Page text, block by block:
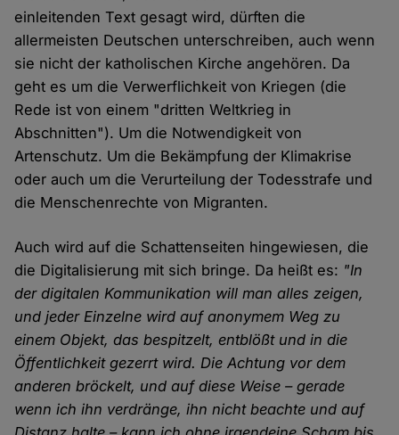
einleitenden Text gesagt wird, dürften die
allermeisten Deutschen unterschreiben, auch wenn
sie nicht der katholischen Kirche angehören. Da
geht es um die Verwerflichkeit von Kriegen (die
Rede ist von einem "dritten Weltkrieg in
Abschnitten"). Um die Notwendigkeit von
Artenschutz. Um die Bekämpfung der Klimakrise
oder auch um die Verurteilung der Todesstrafe und
die Menschenrechte von Migranten.
Auch wird auf die Schattenseiten hingewiesen, die
die Digitalisierung mit sich bringe. Da heißt es: "In
der digitalen Kommunikation will man alles zeigen,
und jeder Einzelne wird auf anonymem Weg zu
einem Objekt, das bespitzelt, entblößt und in die
Öffentlichkeit gezerrt wird. Die Achtung vor dem
anderen bröckelt, und auf diese Weise – gerade
wenn ich ihn verdränge, ihn nicht beachte und auf